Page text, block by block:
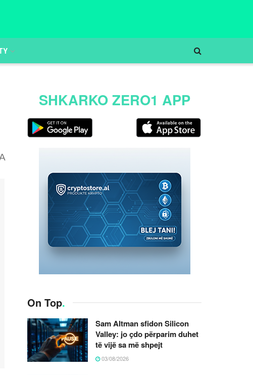
SHKARKO ZERO1 APP
On Top.
Sam Altman sfidon Silicon
Valley: jo çdo përparim duhet
të vijë sa më shpejt
03/08/2026